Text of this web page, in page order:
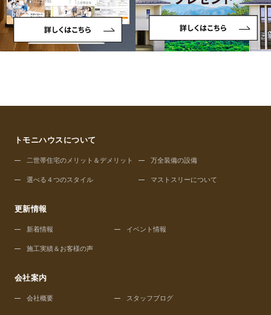
トモニハウスについて
二世帯住宅のメリット＆デメリット 万全装備の設備
選べる４つのスタイル マストスリーについて
更新情報
新着情報 イベント情報
施工実績＆お客様の声
会社案内
会社概要 スタッフブログ